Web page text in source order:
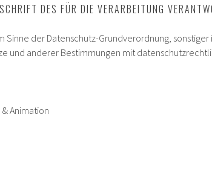
DES FÜR DIE VERARBEITUNG
Sinne der Datenschutz-Grundverordnung,
und anderer Bestimmungen mit
& Animation